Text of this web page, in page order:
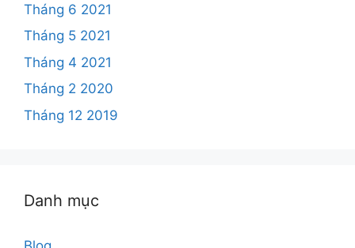
Tháng 6 2021
Tháng 5 2021
Tháng 4 2021
Tháng 2 2020
Tháng 12 2019
Danh mục